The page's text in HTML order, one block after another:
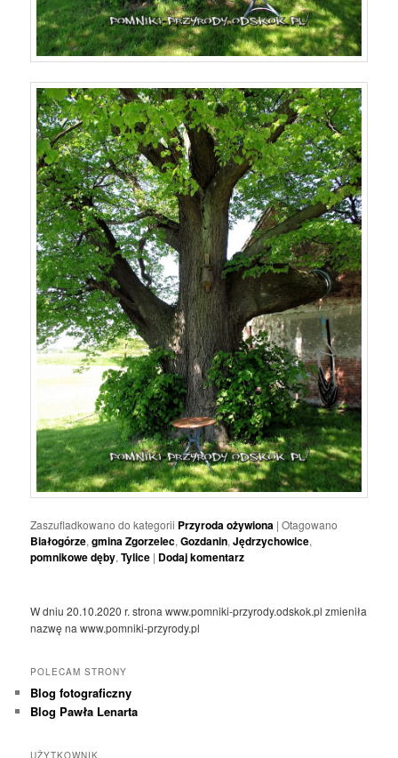
Zaszufladkowano do kategorii Przyroda ożywiona |Otagowano
Białogórze,gmina Zgorzelec,Gozdanin,Jędrzychowice,
pomnikowe dęby,Tylice | Dodaj komentarz
W dniu 20.10.2020 r. strona www.pomniki-przyrody.odskok.pl zmieniła
nazwę na www.pomniki-przyrody.pl
POLECAM STRONY
Blog fotograficzny
Blog Pawła Lenarta
UŻYTKOWNIK